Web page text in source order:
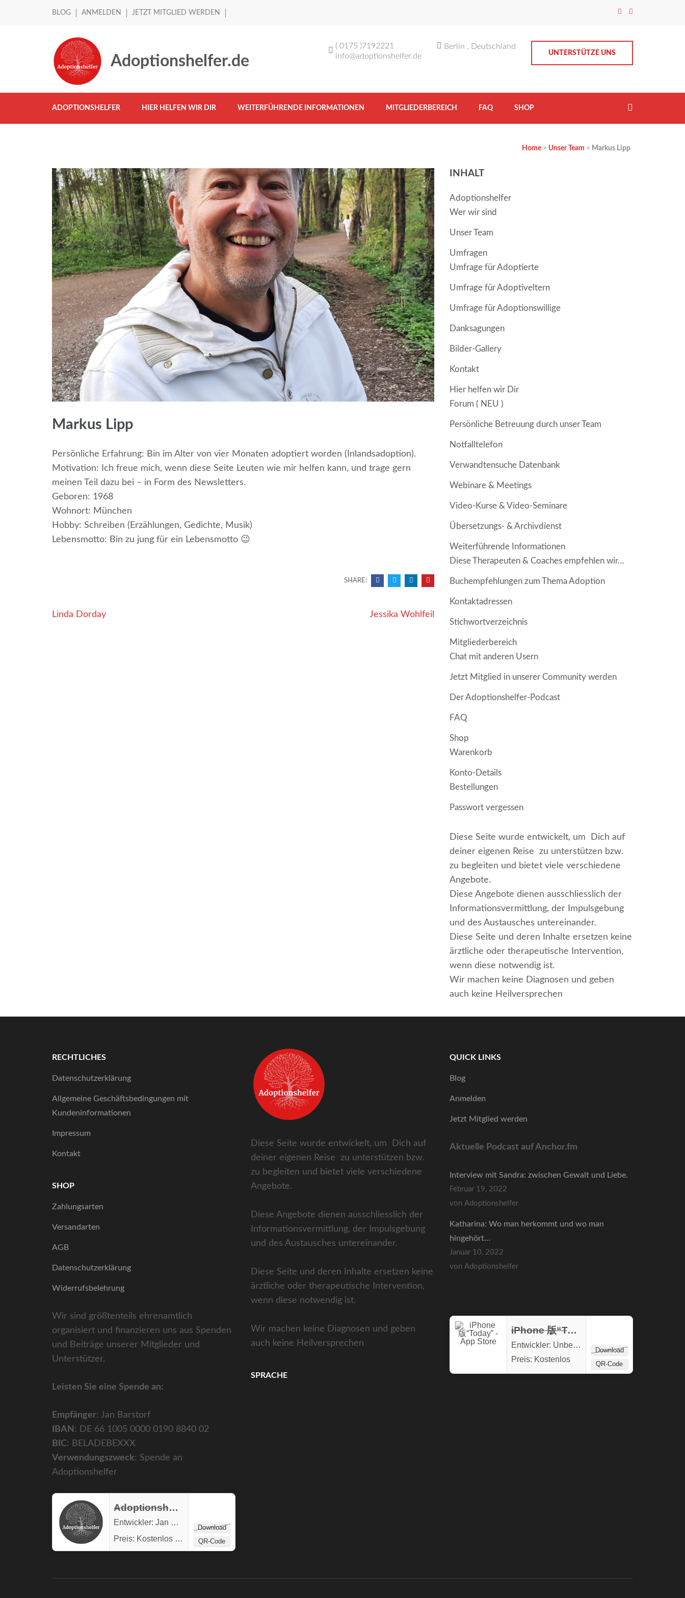
BLOG ANMELDEN JETZT MITGLIED WERDEN
Adoptionshelfer.de UNTERSTÜTZE UNS
Berlin , Deutschland
( 0175 )7192221
info@adoptionshelfer.de
ADOPTIONSHELFER HIER HELFEN WIR DIR WEITERFÜHRENDE INFORMATIONEN MITGLIEDERBEREICH FAQ SHOP
Home > Unser Team > Markus Lipp
Markus Lipp
Persönliche Erfahrung: Bin im Alter von vier Monaten adoptiert worden (Inlandsadoption).
Motivation: Ich freue mich, wenn diese Seite Leuten wie mir helfen kann, und trage gern
meinen Teil dazu bei – in Form des Newsletters.
Geboren: 1968
Wohnort: München
Hobby: Schreiben (Erzählungen, Gedichte, Musik)
Lebensmotto: Bin zu jung für ein Lebensmotto 😉
SHARE:
Beitragsnavigation
Linda Dorday Jessika Wohlfeil
INHALT
Adoptionshelfer
Wer wir sind
Unser Team
Umfragen
Umfrage für Adoptierte
Umfrage für Adoptiveltern
Umfrage für Adoptionswillige
Danksagungen
Bilder-Gallery
Kontakt
Hier helfen wir Dir
Forum ( NEU )
Persönliche Betreuung durch unser Team
Notfalltelefon
Verwandtensuche Datenbank
Webinare & Meetings
Video-Kurse & Video-Seminare
Übersetzungs- & Archivdienst
Weiterführende Informationen
Diese Therapeuten & Coaches empfehlen wir…
Buchempfehlungen zum Thema Adoption
Kontaktadressen
Stichwortverzeichnis
Mitgliederbereich
Chat mit anderen Usern
Jetzt Mitglied in unserer Community werden
Der Adoptionshelfer-Podcast
FAQ
Shop
Warenkorb
Konto-Details
Bestellungen
Passwort vergessen
Diese Seite wurde entwickelt, um Dich auf
deiner eigenen Reise zu unterstützen bzw.
zu begleiten und bietet viele verschiedene
Angebote.
Diese Angebote dienen ausschliesslich der
Informationsvermittlung, der Impulsgebung
und des Austausches untereinander.
Diese Seite und deren Inhalte ersetzen keine
ärztliche oder therapeutische Intervention,
wenn diese notwendig ist.
Wir machen keine Diagnosen und geben
auch keine Heilversprechen
RECHTLICHES
Datenschutzerklärung
Allgemeine Geschäftsbedingungen mit
Kundeninformationen
Impressum
Kontakt
SHOP
Zahlungsarten
Versandarten
AGB
Datenschutzerklärung
Widerrufsbelehrung
Wir sind größtenteils ehrenamtlich
organisiert und finanzieren uns aus Spenden
und Beiträge unserer Mitglieder und
Unterstützer.
Leisten Sie eine Spende an:
Empfänger: Jan Barstorf
IBAN : DE 66 1005 0000 0190 8840 02
BIC: BELADEBEXXX
Verwendungszweck: Spende an
Adoptionshelfer
Download
QR-Code
Adoptionshelfer
Entwickler: Jan Barstorf
Preis: Kostenlos
Diese Seite wurde entwickelt, um Dich auf
deiner eigenen Reise zu unterstützen bzw.
zu begleiten und bietet viele verschiedene
Angebote.
Diese Angebote dienen ausschliesslich der
Informationsvermittlung, der Impulsgebung
und des Austausches untereinander.
Diese Seite und deren Inhalte ersetzen keine
ärztliche oder therapeutische Intervention,
wenn diese notwendig ist.
Wir machen keine Diagnosen und geben
auch keine Heilversprechen
SPRACHE
QUICK LINKS
Blog
Anmelden
Jetzt Mitglied werden
Aktuelle Podcast auf Anchor.fm
Interview mit Sandra: zwischen Gewalt und Liebe.
Februar 19, 2022
von Adoptionshelfer
Katharina: Wo man herkommt und wo man
hingehört…
Januar 10, 2022
von Adoptionshelfer
Download
QR-Code
iPhone 版“Today” - App Store
Entwickler: Unbekannt
Preis: Kostenlos